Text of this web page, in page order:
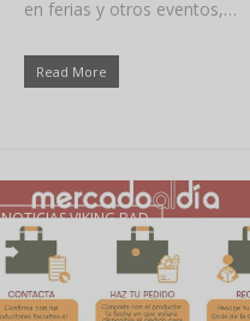
en ferias y otros eventos,…
Read More
NOTICIAS VIKING BAD